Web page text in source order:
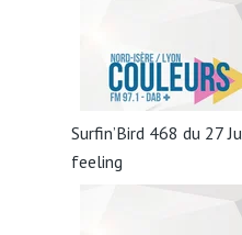
Surfin’Bird 468 du 27
feeling